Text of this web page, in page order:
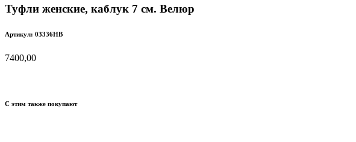
Туфли женские, каблук 7 см. Велюр
Артикул: 03336НВ
7400,00
С этим также покупают